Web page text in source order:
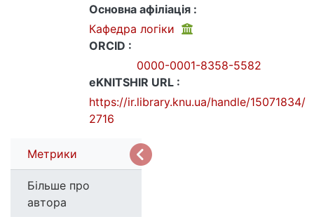
Основна афіліація :
Кафедра логіки
ORCID :
0000-0001-8358-5582
eKNITSHIR URL :
https://ir.library.knu.ua/handle/15071834/
2716
Метрики
Більше про
автора